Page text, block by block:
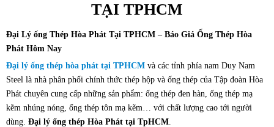
TẠI TPHCM
Đại Lý ống Thép Hòa Phát Tại TPHCM – Báo Giá Ống Thép Hòa
Phát Hôm Nay
Đại lý ống thép hòa phát tại TPHCM và các tỉnh phía nam Duy Nam
Steel là nhà phân phối chính thức thép hộp và ống thép của Tập đoàn Hòa
Phát chuyên cung cấp những sản phẩm: ống thép đen hàn, ống thép mạ
kẽm nhúng nóng, ống thép tôn mạ kẽm… với chất lượng cao tới người
dùng. Đại lý ống thép Hòa Phát tại TpHCM.